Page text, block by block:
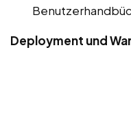
Deployment und